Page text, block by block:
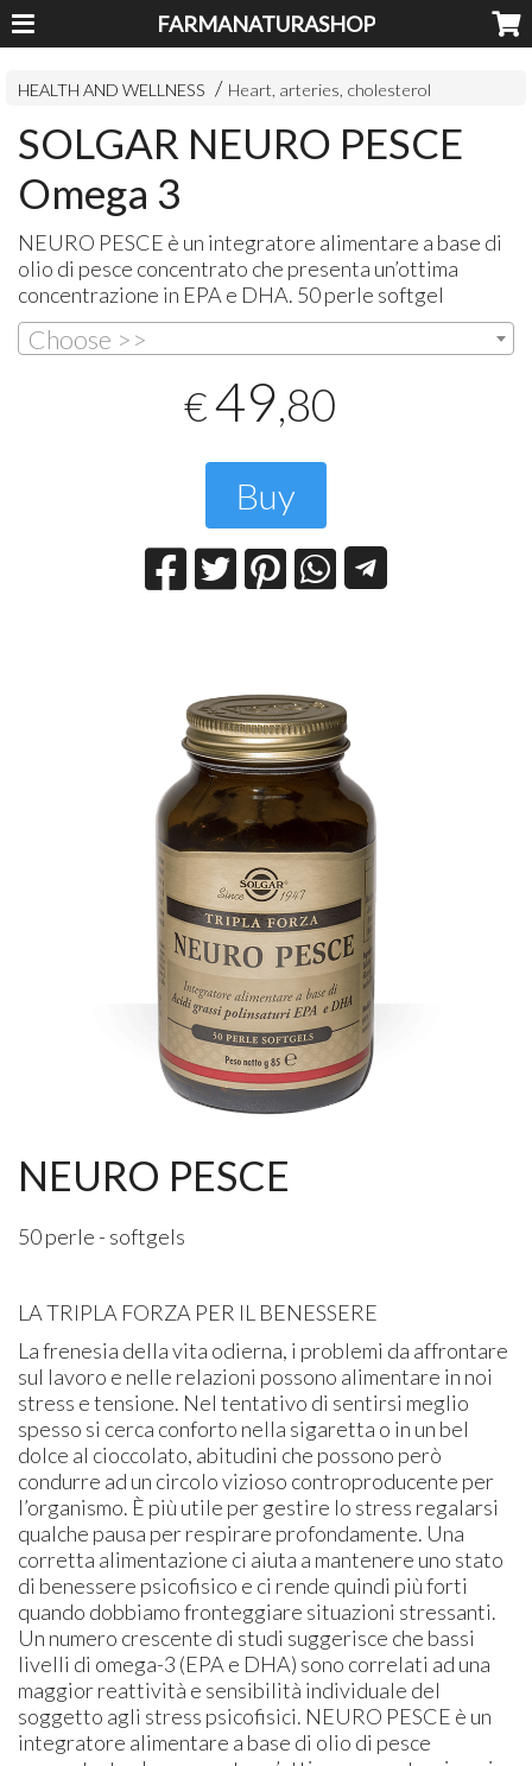
FARMANATURASHOP
HEALTH AND WELLNESS Heart, arteries, cholesterol
SOLGAR NEURO PESCE
Omega 3
NEURO PESCE è un integratore alimentare a base di
olio di pesce concentrato che presenta un’ottima
concentrazione in EPA e DHA. 50 perle softgel
Choose >>
€49,80
Buy
NEURO PESCE
50 perle - softgels
LA TRIPLA FORZA PER IL BENESSERE
La frenesia della vita odierna, i problemi da affrontare
sul lavoro e nelle relazioni possono alimentare in noi
stress e tensione. Nel tentativo di sentirsi meglio
spesso si cerca conforto nella sigaretta o in un bel
dolce al cioccolato, abitudini che possono però
condurre ad un circolo vizioso controproducente per
l’organismo. È più utile per gestire lo stress regalarsi
qualche pausa per respirare profondamente. Una
corretta alimentazione ci aiuta a mantenere uno stato
di benessere psicofisico e ci rende quindi più forti
quando dobbiamo fronteggiare situazioni stressanti.
Un numero crescente di studi suggerisce che bassi
livelli di omega-3 (EPA e DHA) sono correlati ad una
maggior reattività e sensibilità individuale del
soggetto agli stress psicofisici. NEURO PESCE è un
integratore alimentare a base di olio di pesce